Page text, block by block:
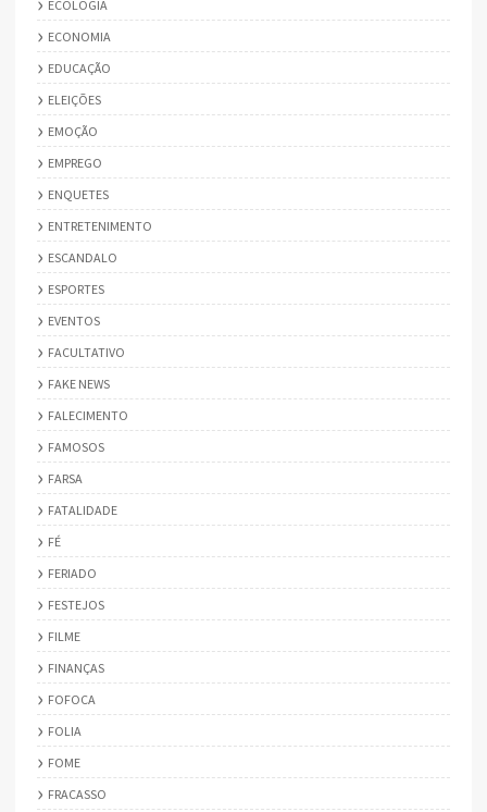
ECOLOGIA
ECONOMIA
EDUCAÇÃO
ELEIÇÕES
EMOÇÃO
EMPREGO
ENQUETES
ENTRETENIMENTO
ESCANDALO
ESPORTES
EVENTOS
FACULTATIVO
FAKE NEWS
FALECIMENTO
FAMOSOS
FARSA
FATALIDADE
FÉ
FERIADO
FESTEJOS
FILME
FINANÇAS
FOFOCA
FOLIA
FOME
FRACASSO